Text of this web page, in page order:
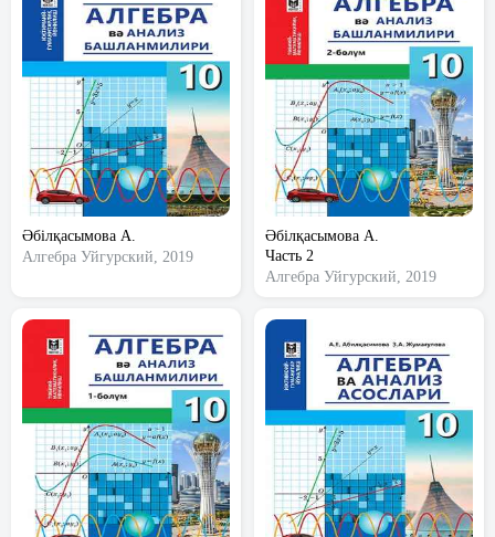
Әбілқасымова А.
Алгебра Уйгурский, 2019
Әбілқасымова А.
Часть 2
Алгебра Уйгурский, 2019